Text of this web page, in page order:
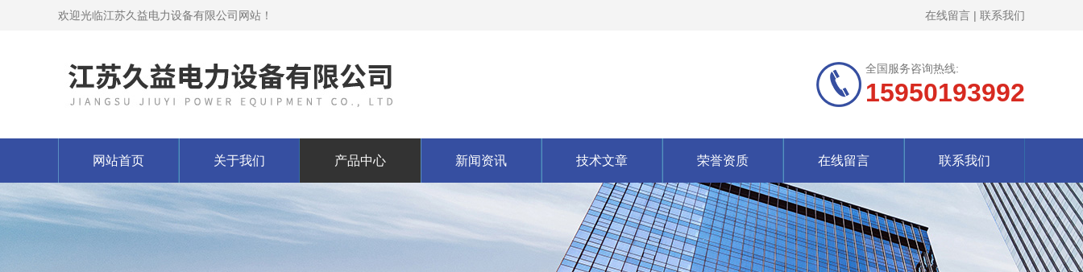
欢迎光临江苏久益电力设备有限公司网站！ 在线留言 | 联系我们
全国服务咨询热线:
15950193992
网站首页 关于我们 产品中心 新闻资讯 技术文章 荣誉资质 在线留言 联系我们